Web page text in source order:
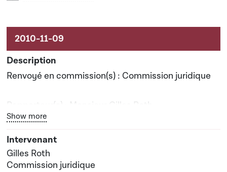
Renvoyé en commission(s) : Commission juridique
Rapporteur(s) : Monsieur Gilles Roth
Date prévisionnelle du rapport de commission : 06-
07-2011
Bouton graphique servant à afficher ou cacher tous les
Show more
Gilles Roth
Commission juridique